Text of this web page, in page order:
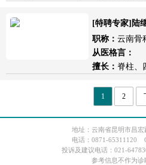
[特聘专家]陆
职称： 云南骨
从医格言：
擅长： 脊柱、
1 2
地址：云南省昆明市昌宏
电话：0871-65311120
投诉及建议电话：021-
参考信息不作为诊